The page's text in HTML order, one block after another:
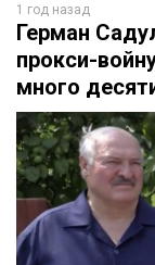
1 год назад
Герман
прокси-
много